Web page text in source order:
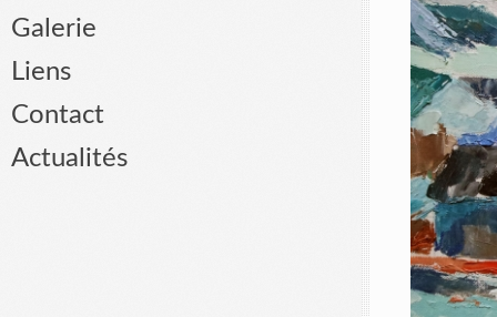
Galerie
Liens
Contact
Actualités